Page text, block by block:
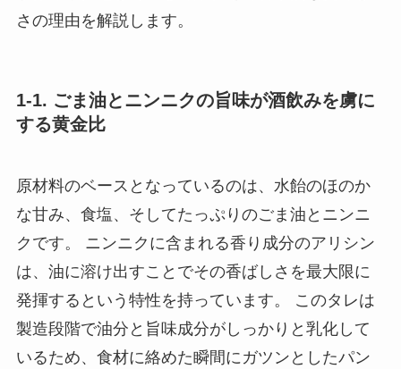
さの理由を解説します。
1-1. ごま油とニンニクの旨味が酒飲みを虜に
する黄金比
原材料のベースとなっているのは、水飴のほのか
な甘み、食塩、そしてたっぷりのごま油とニンニ
クです。 ニンニクに含まれる香り成分のアリシン
は、油に溶け出すことでその香ばしさを最大限に
発揮するという特性を持っています。 このタレは
製造段階で油分と旨味成分がしっかりと乳化して
いるため、食材に絡めた瞬間にガツンとしたパン